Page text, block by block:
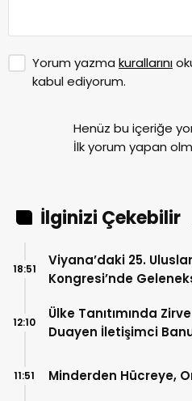
Yorum yazma kurallarını
kabul ediyorum.
Henüz bu içeriğe
İlk yorum yapan
İlginizi Çekebilir
Viyana’daki 25.
Kongresi’nde
Sanatıyla Ülkemizi
18:51
Ülke Tanıtımında
Duayen İletişimci
12:10
Minderden Hücreye,
11:51